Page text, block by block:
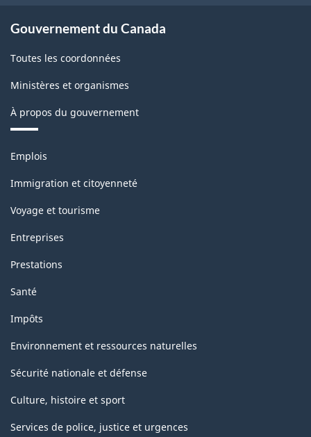
Gouvernement du Canada
Toutes les coordonnées
Ministères et organismes
À propos du gouvernement
Thèmes
sujets
Emplois
Immigration et citoyenneté
Voyage et tourisme
Entreprises
Prestations
Santé
Impôts
Environnement et ressources naturelles
Sécurité nationale et défense
Culture, histoire et sport
Services de police, justice et urgences